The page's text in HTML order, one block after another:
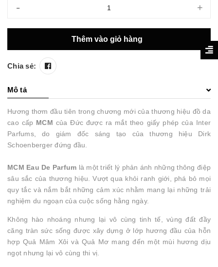
- +
Thêm vào giỏ hàng
Chia sẻ:
Mô tả
Hương thơm đầu tiên trong chương mới của thương hiệu đồ da
cao cấp MCM của Đức được ra mắt theo giấy phép của Inter
Parfums, do giám đốc sáng tạo của thương hiệu Dirk
Schoenberger đứng đầu.
MCM Eau De Parfum là một triết lý phản ánh những thông điệp
sâu sắc của thương hiệu. Vượt qua khỏi ranh giới, phá bỏ mọi
quy tắc và nắm bắt những cảm xúc nhằm mang lại những trải
nghiệm du ngoạn của cuộc sống hằng ngày.
Không hào nhoáng nhưng lại vô cùng tinh tế, vùng đất đầy
căng tràn sức sống được xây dựng ở lớp hương đầu của hỗn
hợp Quả Mâm Xôi và Quả Mơ mang đến một mùi hương dịu
ngọt nhưng lại vô cùng thi vị.